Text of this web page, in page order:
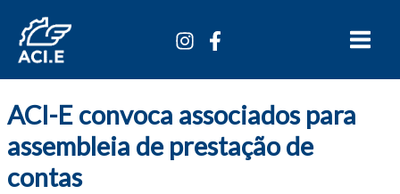
para
Menu
ACI-E convoca associados para
assembleia de prestação de
contas